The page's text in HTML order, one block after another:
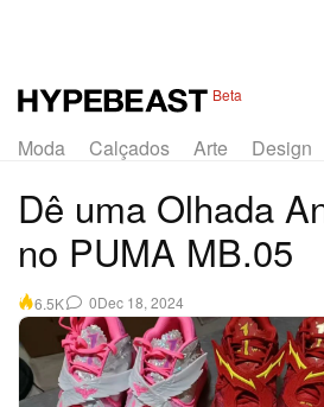
Beta
Moda Calçados Arte Design
Dê uma Olhada
no PUMA MB.05
6.5K 0Dec 18, 2024